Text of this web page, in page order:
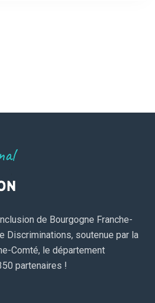
de Bourgogne Franche-
Discriminations, soutenue par la
Comté, le département
partenaires !